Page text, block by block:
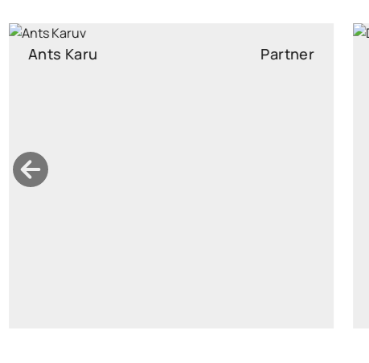
Diana Minumets Partner